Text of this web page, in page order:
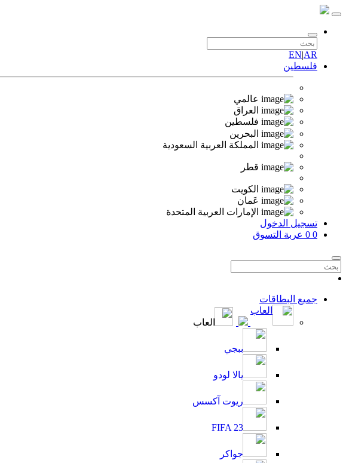
AR
|
EN
فلسطين
عالمي
العراق
فلسطين
البحرين
المملكة العربية السعودية
قطر
الكويت
عَمان
الإمارات العربية المتحدة
تسجيل الدخول
0
0 عربة التسوق
جميع البطاقات
العاب
العاب
ببجي
يالا لودو
ريوت آكسس
FIFA 23
جواكر